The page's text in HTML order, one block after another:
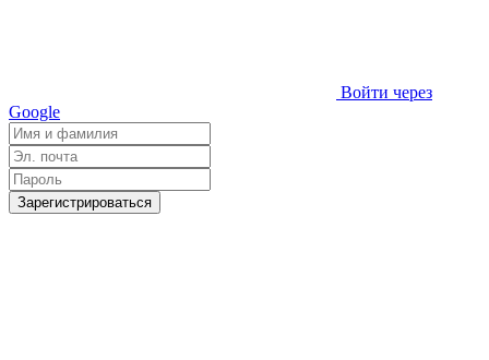
Войти через
Google
Зарегистрироваться